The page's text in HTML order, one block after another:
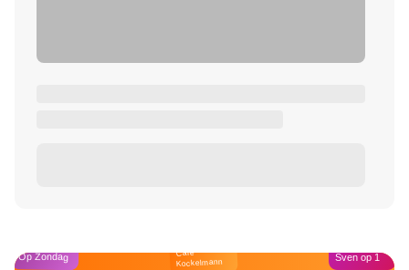
Op Zondag Café
Kockelmann Sven op 1